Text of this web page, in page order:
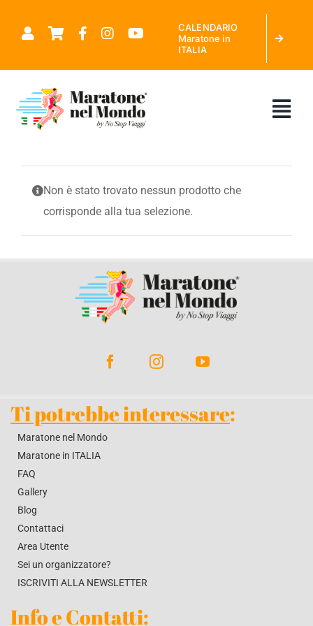
CALENDARIO
Maratone in
ITALIA
CHI SIAMO
MARATONE NEL MONDO
CALENDARIO MARATONE IN ITALIA
RICHIEDI PREVENTIVO
Non è stato trovato nessun prodotto che
corrisponde alla tua selezione.
Ti potrebbe interessare:
Maratone nel Mondo
Maratone in ITALIA
FAQ
Gallery
Blog
Contattaci
Area Utente
Sei un organizzatore?
ISCRIVITI ALLA NEWSLETTER
Info e Contatti: